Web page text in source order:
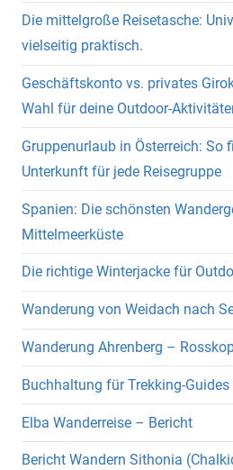
Die mittelgroße Reisetasche:
vielseitig praktisch.
Geschäftskonto vs. privates
Wahl für deine Outdoor-
Gruppenurlaub in Österreich: So
Unterkunft für jede Reisegruppe
Spanien: Die schönsten
Mittelmeerküste
Die richtige Winterjacke für
Wanderung von Weidach nach
Wanderung Ahrenberg –
Buchhaltung für Trekking-
Elba Wanderreise – Bericht
Bericht Wandern Sithonia